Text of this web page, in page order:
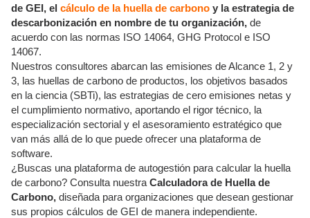
de GEI, el cálculo de la huella de carbono y la estrategia de
descarbonización en nombre de tu organización, de
acuerdo con las normas ISO 14064, GHG Protocol e ISO
14067.
Nuestros consultores abarcan las emisiones de Alcance 1, 2 y
3, las huellas de carbono de productos, los objetivos basados
en la ciencia (SBTi), las estrategias de cero emisiones netas y
el cumplimiento normativo, aportando el rigor técnico, la
especialización sectorial y el asesoramiento estratégico que
van más allá de lo que puede ofrecer una plataforma de
software.
¿Buscas una plataforma de autogestión para calcular la huella
de carbono? Consulta nuestra Calculadora de Huella de
Carbono, diseñada para organizaciones que desean gestionar
sus propios cálculos de GEI de manera independiente.